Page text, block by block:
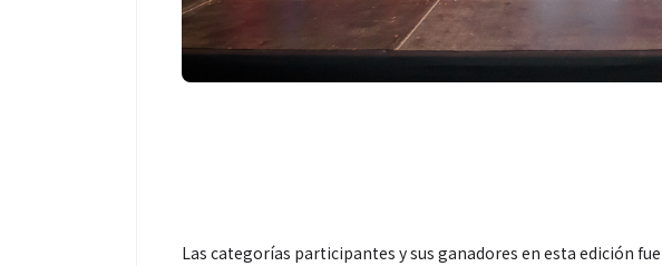
Las categorías participantes y sus ganadores en esta edición